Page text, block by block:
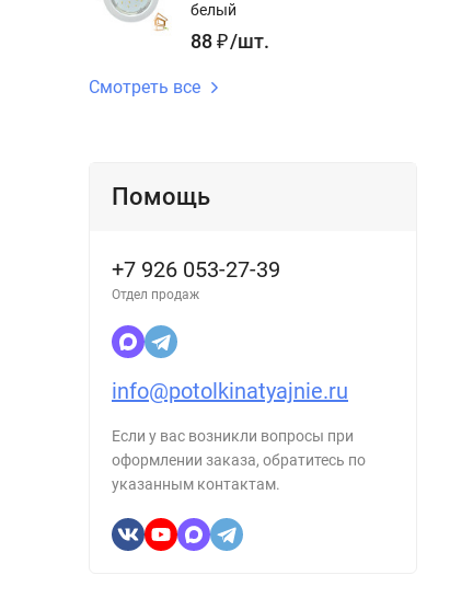
белый
88₽/шт.
Смотреть все
Помощь
+7 926 053-27-39
Отдел продаж
info@potolkinatyajnie.ru
Если у вас возникли вопросы при
оформлении заказа, обратитесь по
указанным контактам.